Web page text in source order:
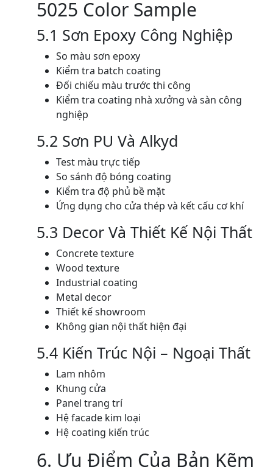
5025 Color Sample
5.1 Sơn Epoxy Công Nghiệp
So màu sơn epoxy
Kiểm tra batch coating
Đối chiếu màu trước thi công
Kiểm tra coating nhà xưởng và sàn công
nghiệp
5.2 Sơn PU Và Alkyd
Test màu trực tiếp
So sánh độ bóng coating
Kiểm tra độ phủ bề mặt
Ứng dụng cho cửa thép và kết cấu cơ khí
5.3 Decor Và Thiết Kế Nội Thất
Concrete texture
Wood texture
Industrial coating
Metal decor
Thiết kế showroom
Không gian nội thất hiện đại
5.4 Kiến Trúc Nội – Ngoại Thất
Lam nhôm
Khung cửa
Panel trang trí
Hệ facade kim loại
Hệ coating kiến trúc
6. Ưu Điểm Của Bản Kẽm